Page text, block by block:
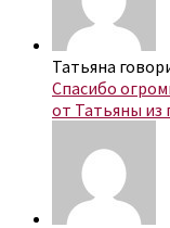
Татьяна
Спасибо
от Татьяны из